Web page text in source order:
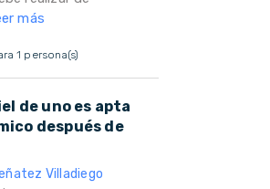
más
1 persona(s)
de uno es apta
después de
Villadiego